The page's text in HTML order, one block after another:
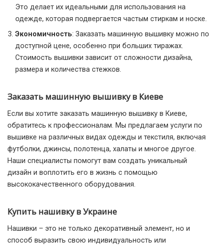
Это делает их идеальными для использования на
одежде, которая подвергается частым стиркам и носке.
Экономичность: Заказать машинную вышивку можно по
доступной цене, особенно при больших тиражах.
Стоимость вышивки зависит от сложности дизайна,
размера и количества стежков.
Заказать машинную вышивку в Киеве
Если вы хотите заказать машинную вышивку в Киеве,
обратитесь к профессионалам. Мы предлагаем услуги по
вышивке на различных видах одежды и текстиля, включая
футболки, джинсы, полотенца, халаты и многое другое.
Наши специалисты помогут вам создать уникальный
дизайн и воплотить его в жизнь с помощью
высококачественного оборудования.
Купить нашивку в Украине
Нашивки – это не только декоративный элемент, но и
способ выразить свою индивидуальность или